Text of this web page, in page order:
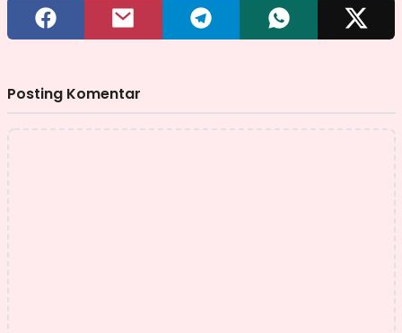
Posting Komentar